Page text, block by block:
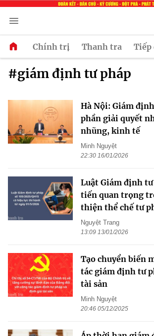
Chính trị Thanh tra Tiếp
#giám định tư pháp
Hà Nội: Giám
phần giải quyết
nhũng, kinh tế
Minh Nguyệt
22:30 16/01/2026
Luật Giám định tư
tiến quan trọng
thiện thể chế tư
Nguyệt Trang
13:09 13/01/2026
Tạo chuyển biến
tác giám định tư
tài sản
Minh Nguyệt
20:46 05/12/2025